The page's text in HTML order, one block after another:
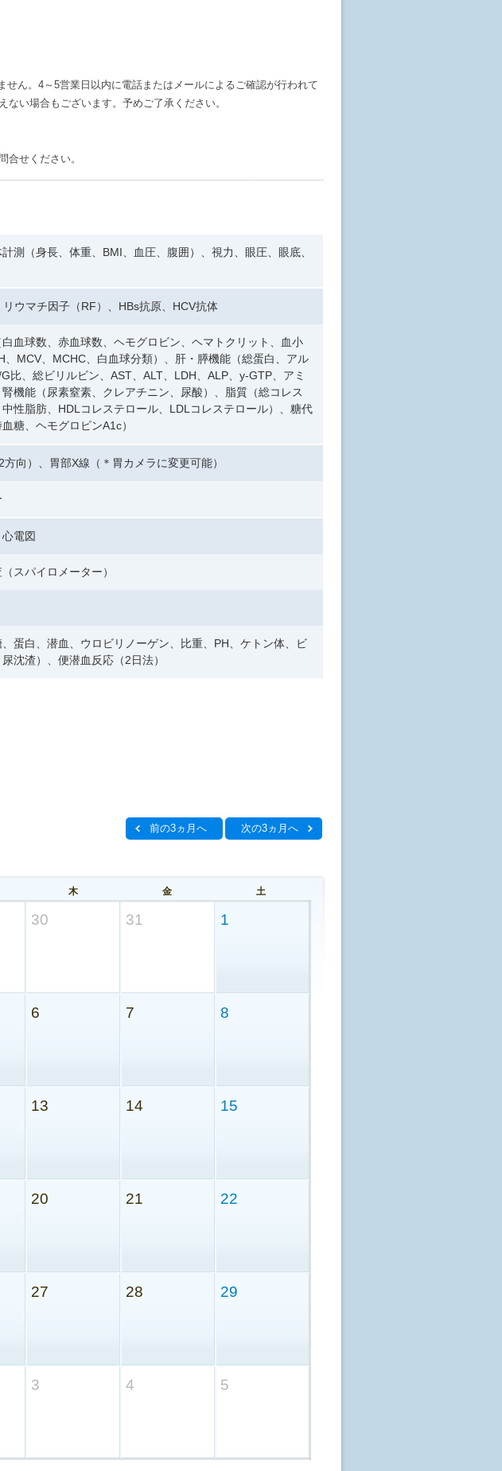
ん。4～5営業日以内に電話またはメールによるご確認が行われて
い場合もございます。予めご了承ください。
せください。
測（身長、体重、BMI、血圧、腹囲）、視力、眼圧、眼底、
リウマチ因子（RF）、HBs抗原、HCV抗体
白血球数、赤血球数、ヘモグロビン、ヘマトクリット、血小
、MCV、MCHC、白血球分類）、肝・膵機能（総蛋白、アル
比、総ビリルビン、AST、ALT、LDH、ALP、y-GTP、アミ
機能（尿素窒素、クレアチニン、尿酸）、脂質（総コレス
性脂肪、HDLコレステロール、LDLコレステロール）、糖代
糖、ヘモグロビンA1c）
方向）、胃部X線（＊胃カメラに変更可能）
電図
スパイロメーター）
、蛋白、潜血、ウロビリノーゲン、比重、PH、ケトン体、ビ
沈渣）、便潜血反応（2日法）
前の3ヵ月へ 次の3ヵ月へ
木 金 土
30 31 1
6 7 8
13 14 15
20 21 22
27 28 29
3 4 5